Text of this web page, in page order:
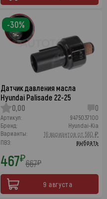
Датчик давления масла
Hyundai Palisade 22-25
0,00
0
Артикул:
9475037100
Бренд:
Hyundai-Kia
Варианты:
16 вариантов от 560 ₽
ПВЗ:
выбрать
467₽667₽
9 августа
-30%